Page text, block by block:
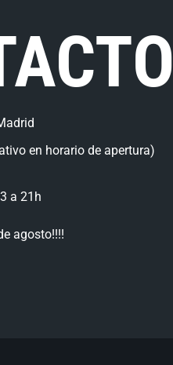
en horario de apertura)
a 21h
agosto!!!!